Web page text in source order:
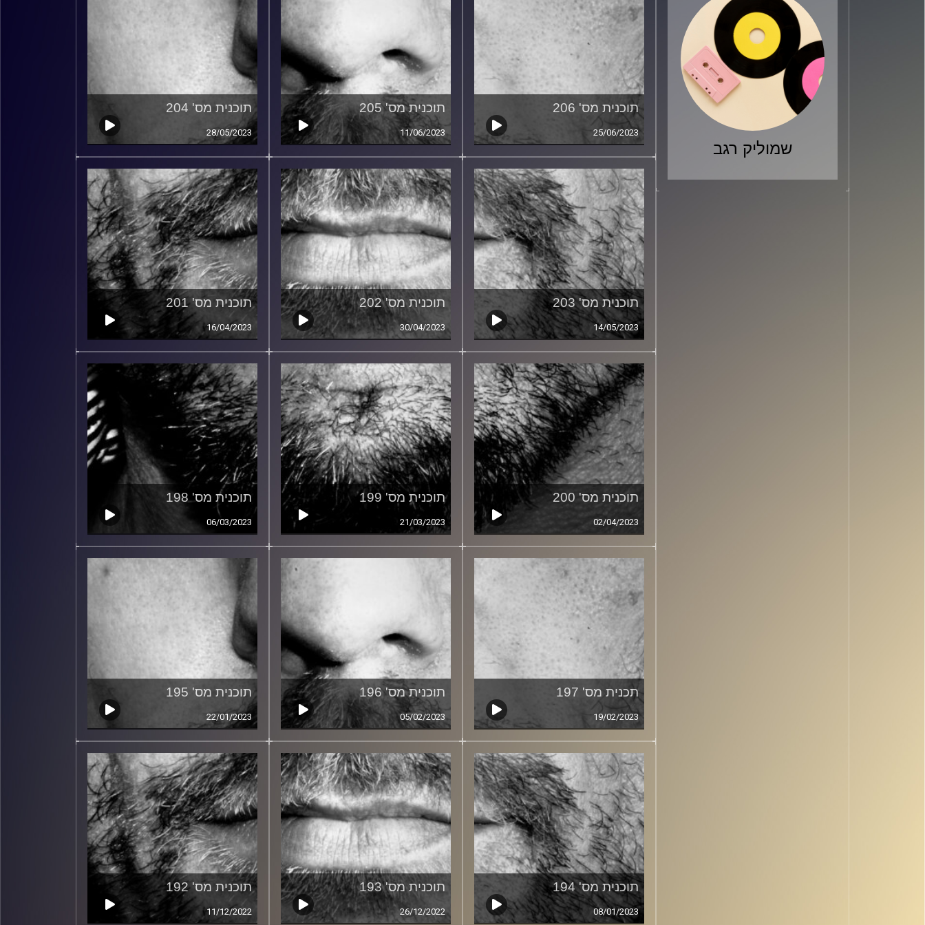
שמוליק רגב
תוכנית מס' 206
25/06/2023
תוכנית מס' 205
11/06/2023
תוכנית מס' 204
28/05/2023
תוכנית מס' 203
14/05/2023
תוכנית מס' 202
30/04/2023
תוכנית מס' 201
16/04/2023
תוכנית מס' 200
02/04/2023
תוכנית מס' 199
21/03/2023
תוכנית מס' 198
06/03/2023
תכנית מס' 197
19/02/2023
תוכנית מס' 196
05/02/2023
תוכנית מס' 195
22/01/2023
תוכנית מס' 194
08/01/2023
תוכנית מס' 193
26/12/2022
תוכנית מס' 192
11/12/2022